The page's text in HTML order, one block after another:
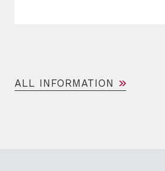
ALL INFORMATION